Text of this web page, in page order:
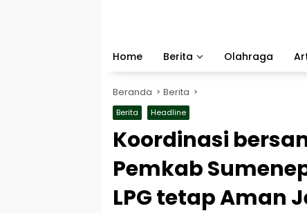
Home
Berita Olahraga
Beranda Berita
Berita Headline
Koordinasi
Pemkab
LPG tetap Aman